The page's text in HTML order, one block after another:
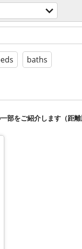
baths
部をご紹介します（距離